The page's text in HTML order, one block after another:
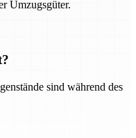
Umzugsgüter.
sind während des